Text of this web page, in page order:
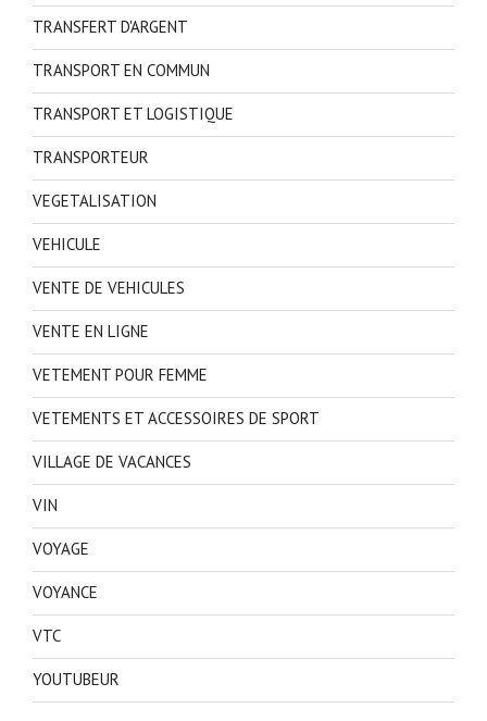
TRANSFERT D'ARGENT
TRANSPORT EN COMMUN
TRANSPORT ET LOGISTIQUE
TRANSPORTEUR
VEGETALISATION
VEHICULE
VENTE DE VEHICULES
VENTE EN LIGNE
VETEMENT POUR FEMME
VETEMENTS ET ACCESSOIRES DE SPORT
VILLAGE DE VACANCES
VIN
VOYAGE
VOYANCE
VTC
YOUTUBEUR